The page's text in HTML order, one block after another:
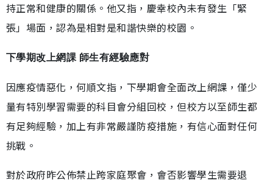
持正常和健康的關係。他又指，慶幸校內未有發生「緊
張」場面，認為是相對是和諧快樂的校園。
下學期改上網課 師生有經驗應對
因應疫情惡化，何順文指，下學期會全面改上網課，僅少
量有特別學習需要的科目會分組回校，但校方以至師生都
有足夠經驗，加上有非常嚴謹防疫措施，有信心面對任何
挑戰。
對於政府昨公佈禁止跨家庭聚會，會否影響學生需要退